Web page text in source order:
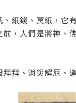
、紙錢、冥紙，它
前，人們是將神、
拜、消災解厄、